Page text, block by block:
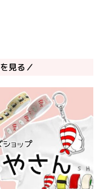
見る／